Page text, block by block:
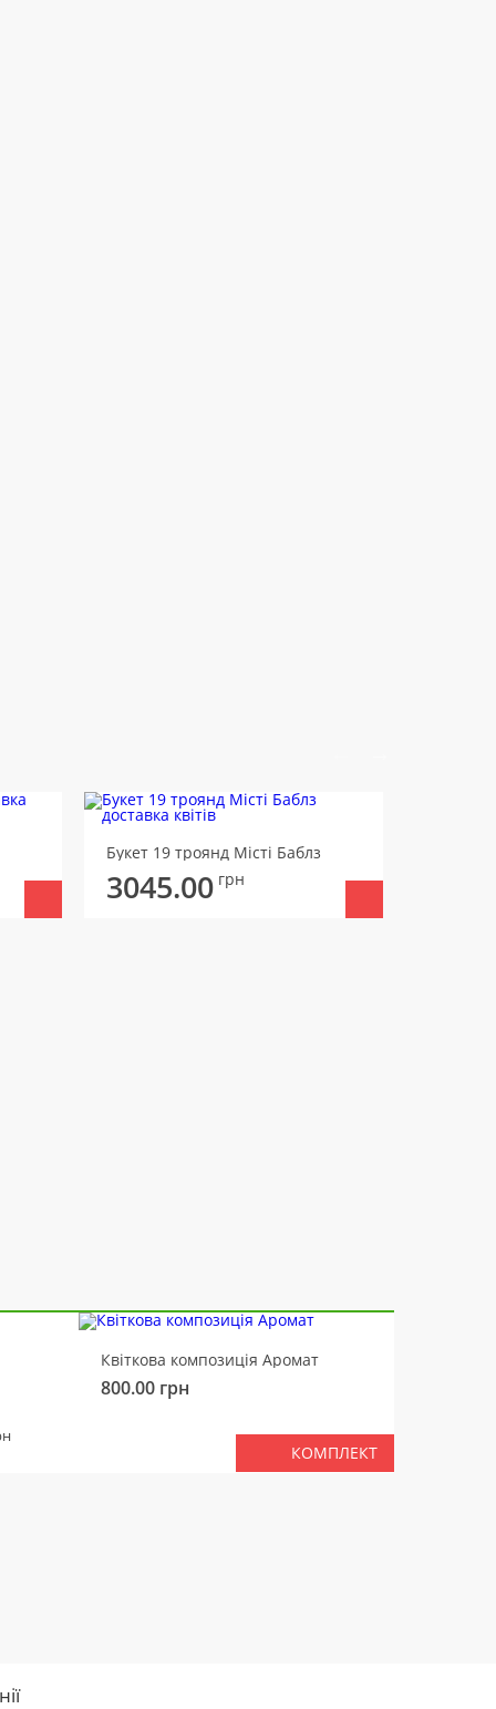
Букет 19 троянд Місті Баблз
3045.00 грн
Квіткова композиція Аромат
800.00 грн
КОМПЛЕКТ